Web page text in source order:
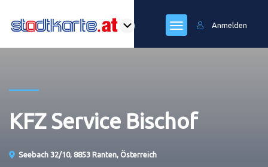
Anmelden
KFZ Service Bischof
Seebach 32/10, 8853 Ranten, Österreich